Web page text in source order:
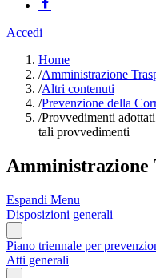
Accedi
Home
/Amministrazione
/Altri contenuti
/Prevenzione della
/Provvedimenti
tali provvedimenti
Amministrazione
Espandi Menu
Disposizioni generali
Piano triennale per
Atti generali